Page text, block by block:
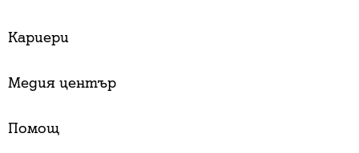
Кариери
Медия център
Помощ